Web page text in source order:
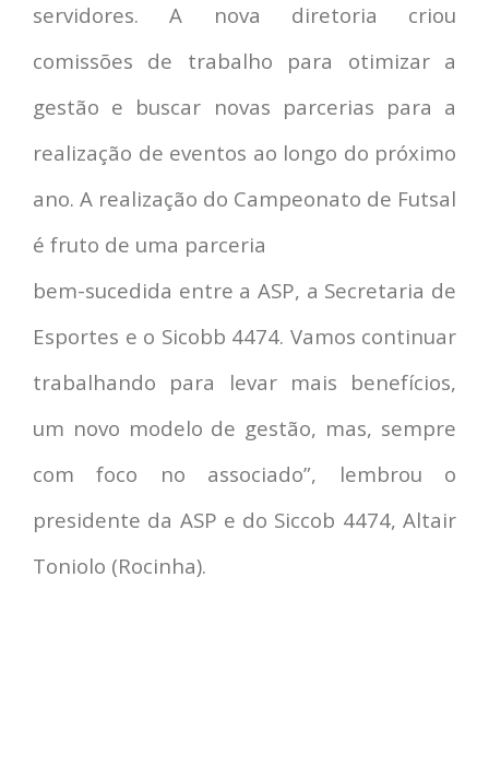
servidores. A nova diretoria criou
comissões de trabalho para otimizar a
gestão e buscar novas parcerias para a
realização de eventos ao longo do próximo
ano. A realização do Campeonato de Futsal
é fruto de uma parceria
bem-sucedida entre a ASP, a Secretaria de
Esportes e o Sicobb 4474. Vamos continuar
trabalhando para levar mais benefícios,
um novo modelo de gestão, mas, sempre
com foco no associado”, lembrou o
presidente da ASP e do Siccob 4474, Altair
Toniolo (Rocinha).